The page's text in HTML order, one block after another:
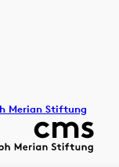
Merian Stiftung